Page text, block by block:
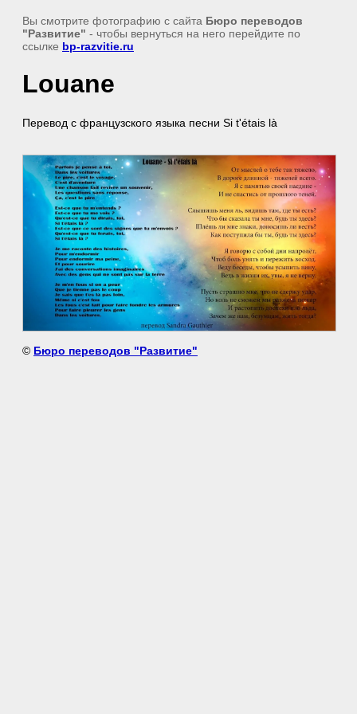
Вы смотрите фотографию с сайта Бюро переводов
"Развитие" - чтобы вернуться на него перейдите по
ссылке bp-razvitie.ru
Louane
Перевод с французского языка песни Si t'étais là
© Бюро переводов "Развитие"